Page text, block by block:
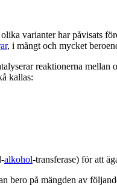
varianter har påvisats
, i mångt och mycket
reaktionerna mellan
kallas:
alkohol-transferase) för att
bero på mängden av